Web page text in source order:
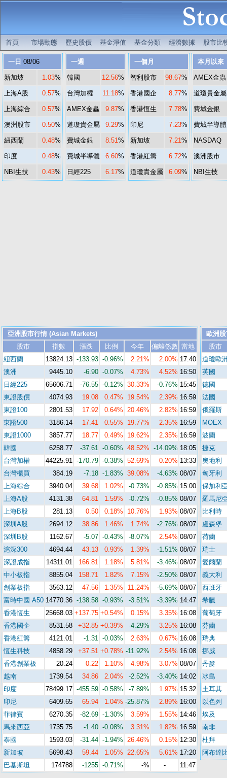
首頁 市場動態 歷史股價 基金淨值 基金分類 經濟數據 股市比
一日 08/06
新加坡 1.03%
上海A股 0.57%
上海綜合 0.57%
澳洲股市 0.50%
紐西蘭 0.48%
印度 0.48%
NBI生技 0.43%
一週
韓國 12.56%
台灣加權 11.18%
AMEX金蟲 9.87%
道瓊貴金屬 9.29%
費城金銀 8.51%
費城半導體 6.60%
日經225 6.17%
一個月
智利股市 98.67%
香港國企 8.77%
香港恆生 7.78%
印尼 7.23%
新加坡 7.21%
香港紅籌 6.72%
道瓊貴金屬 6.09%
本月以來
AMEX金蟲
道瓊貴金屬
費城金銀
費城半導體
NASDAQ
澳洲股市
NBI生技
亞洲股市行情 (Asian Markets)
股市
指數 漲跌 比例 今年 偏離係數 當地
紐西蘭
13824.13 -133.93 -0.96% 2.21% 2.00% 17:40
澳洲
9445.10 -6.90 -0.07% 4.73% 4.52% 16:50
日經225
65606.71 -76.55 -0.12% 30.33% -0.76% 15:45
東證股價
40 4.93
7 19.08 0.47% 19.54% 2.39% 16:59
東證100
1.
280 53 17.92 0.64% 20.46% 2.82% 16:59
東證500
31 14
86. 17.41 0.55% 19.77% 2.35% 16:59
東證1000
385 7
7.7 18.77 0.49% 19.62% 2.35% 16:59
韓國
6258.77 -37.61 -0.60% 48.52% -14.09% 18:05
台灣加權
44225.91 -170.79 -0.38% 52.69% 0.20% 13:33
台灣櫃買
384.19 -7.18 -1.83% 39.08% -4.63% 08/07
上海綜合
3940.04 39.68 1.02% -0.73% -0.85% 15:00
上海A股
38
.
4131 64.81 1.59% -0.72% -0.85% 08/07
上海B股
3
.1
281 0.50 0.18% 10.76% 1.93% 08/07
深圳A股
2694.12 38.86 1.46% 1.74% -2.76% 08/07
深圳B股
62.67
11 -5.07 -0.43% -8.07% 2.54% 08/07
滬深300
694.44
4 43.13 0.93% 1.39% -1.51% 08/07
深證成指
14311.01 166.81 1.18% 5.81% -3.46% 08/07
中小板指
8855.04 158.71 1.82% 7.15% -2.50% 08/07
創業板指
3563.12 47.56 1.35% 11.24% -5.69% 08/07
富時中國 A50 147 0.36
7 -138.58 -0.93% -3.51% -3.39% 14:47
香港恆生
8.03
2566 +137.75 +0.54% 0.15% 3.35% 16:08
香港國企
85 1.58
3 +32.85 +0.39% -4.29% 3.25% 16:08
香港紅籌
4121.01 -1.31 -0.03% 2.63% 0.67% 16:08
恆生科技
4858.29 +37.51 +0.78% -11.92% 2.54% 16:08
香港創業板
20.24 0.22 1.10% 4.98% 3.07% 08/07
越南
1739.54 34.86 2.04% -2.52% -3.40% 14:02
印度
78499.17 -455.59 -0.58% -7.89% 1.97% 15:32
印尼
9.65
0
64 65.94 1.04% -25.87% 2.89% 16:00
菲律賓
70.35
62 -82.69 -1.30% 3.59% 1.55% 14:46
馬來西亞
1735.75 -1.40 -0.08% 3.31% 1.82% 16:59
泰國
1593.03 -31.44 -1.94% 26.46% 0.15% 12:30
新加坡
3
698.4
5 59.44 1.05% 22.65% 5.61% 17:20
巴基斯坦
174788 -1255 -0.71% -% - 11:47
歐洲
股市
道瓊歐
英國
德國
法國
俄羅斯
MOEX
波蘭
捷克
奧地利
匈牙利
保加利
羅馬尼
比利時
盧森堡
荷蘭
瑞士
愛爾蘭
義大利
西班牙
希臘
葡萄牙
芬蘭
瑞典
挪威
丹麥
冰島
土耳其
以色列
埃及
南非
杜拜
阿布達